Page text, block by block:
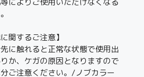
によりご使用いただけなくなる
関するご注意】
に触れると正常な状態で使用出
か、ケガの原因となりますので
ご注意ください。/ノブカラー